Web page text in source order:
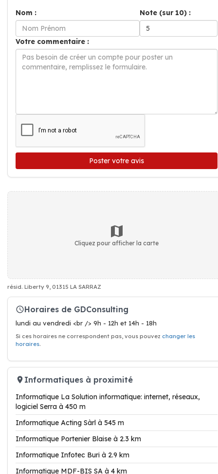
Nom :
Note (sur 10) :
Votre commentaire :
Poster votre avis
Cliquez pour afficher la carte
résid. Liberty 9, 01315 LA SARRAZ
Horaires de GDConsulting
lundi au vendredi <br /> 9h - 12h et 14h - 18h
Si ces horaires ne correspondent pas, vous pouvez changer les
horaires.
Informatiques à proximité
Informatique La Solution informatique: internet, réseaux,
logiciel Serra à 450 m
Informatique Acting Sàrl à 545 m
Informatique Portenier Blaise à 2.3 km
Informatique Infotec Buri à 2.9 km
Informatique MDF-BIS SA à 4 km